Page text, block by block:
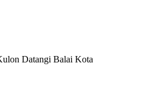
Datangi Balai Kota